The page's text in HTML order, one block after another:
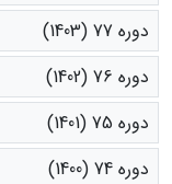
دوره 77 (1403)
دوره 76 (1402)
دوره 75 (1401)
دوره 74 (1400)